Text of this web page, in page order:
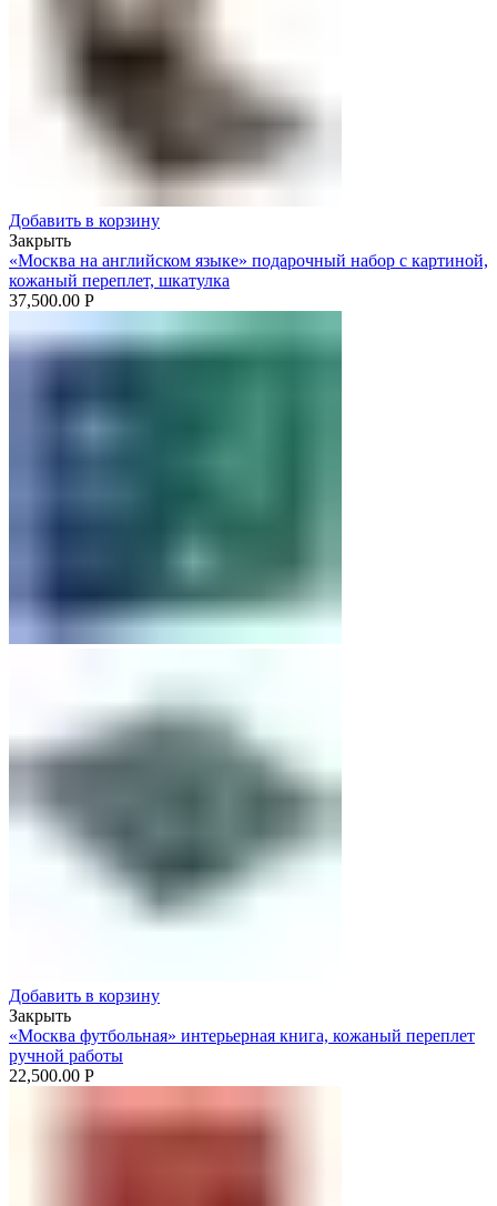
Добавить в корзину
Закрыть
«Москва на английском языке» подарочный набор с картиной,
кожаный переплет, шкатулка
37,500.00 Р
Добавить в корзину
Закрыть
«Москва футбольная» интерьерная книга, кожаный переплет
ручной работы
22,500.00 Р